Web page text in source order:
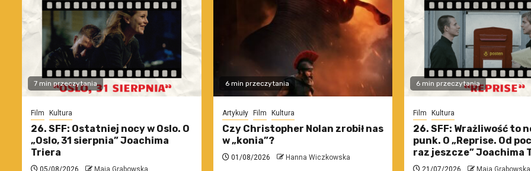
7 min przeczytania
Film Kultura
26. SFF: Ostatniej nocy w Oslo. O
„Oslo, 31 sierpnia” Joachima
Triera
05/08/2026 Maja Grabowska
6 min przeczytania
Artykuły Film Kultura
Czy Christopher Nolan zrobił nas
w „konia”?
01/08/2026 Hanna Wiczkowska
6 min przeczytania
Film Kultura
26. SFF: Wrażliwość to
punk. O „Reprise. Od
raz jeszcze” Joachima
21/07/2026 Maja Grabowska